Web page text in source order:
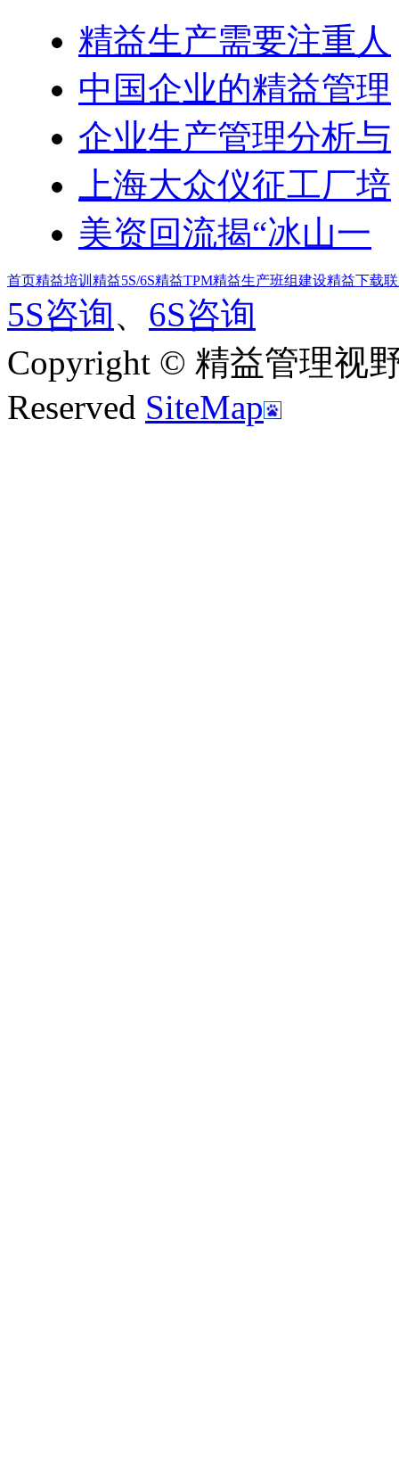
精益生产需要注重人
中国企业的精益管理
企业生产管理分析与
上海大众仪征工厂培
美资回流揭“冰山一
首页精益培训 精益5S/6S精益TPM精益生产班组建设精益下载
5S咨询、 6S咨询
Copyright © 精益管理视
Reserved SiteMap